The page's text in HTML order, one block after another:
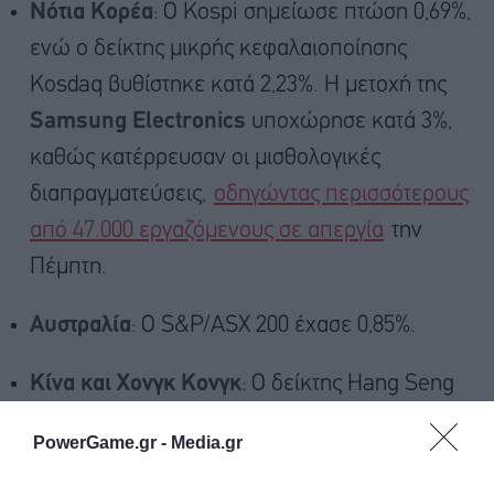
PowerGame.gr - Media.gr
Νότια Κορέα: Ο Kospi σημείωσε πτώση 0,69%,
ενώ ο δείκτης μικρής κεφαλαιοποίησης
Kosdaq βυθίστηκε κατά 2,23%. Η μετοχή της
Samsung Electronics υποχώρησε κατά 3%,
καθώς κατέρρευσαν οι μισθολογικές
διαπραγματεύσεις, οδηγώντας περισσότερους
από 47.000 εργαζόμενους σε απεργία την
Πέμπτη.
Αυστραλία: Ο S&P/ASX 200 έχασε 0,85%.
Κίνα και Χονγκ Κονγκ: Ο δείκτης Hang Seng
ηπειρωτικής Κίνας υποχώρησε κατά 0,3%.